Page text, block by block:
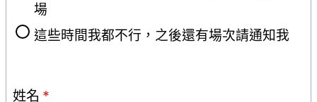
場
這些時間我都不行，之後還有場次請通知我
姓名 *